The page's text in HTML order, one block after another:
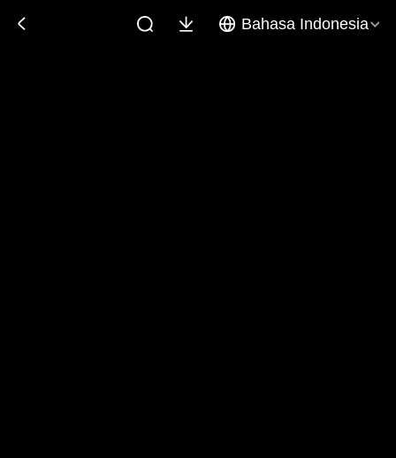
Bahasa Indonesia